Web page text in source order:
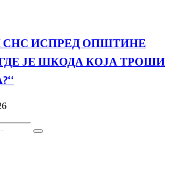
ИСПРЕД ОПШТИНЕ
ЈЕ ШКОДА КОЈА ТРОШИ
Search